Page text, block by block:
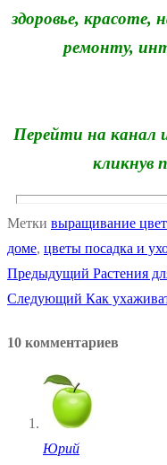
здоровье, красоте,
ремонту,
Перейти на канал
кликнув
Метки выращивание
доме, цветы посадка и
Навигация
записям
Предыдущий
запись:
Растения
Следующий Следующая
Как
10 комментариев
Юрий